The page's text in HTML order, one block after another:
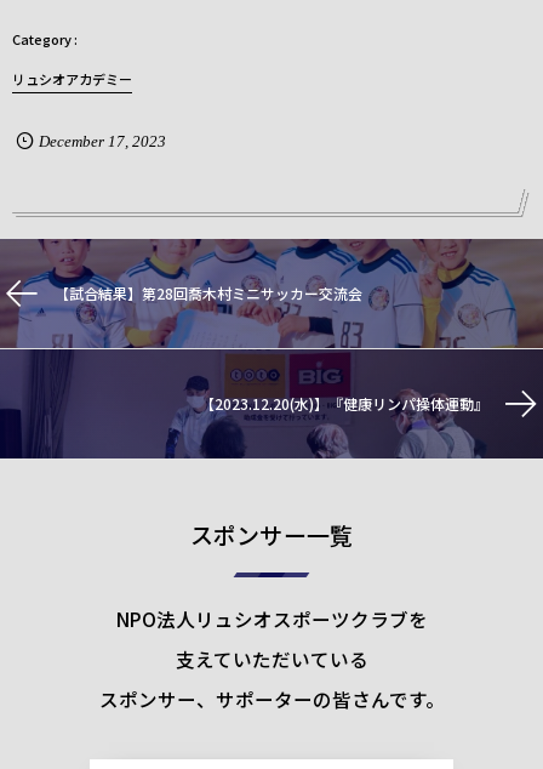
リュシオアカデミー
December 17, 2023
【試合結果】第28回喬木村ミニサッカー交流会
【2023.12.20(水)】『健康リンパ操体運動』
スポンサー一覧
NPO法人リュシオスポーツクラブを
支えていただいている
スポンサー、サポーターの皆さんです。